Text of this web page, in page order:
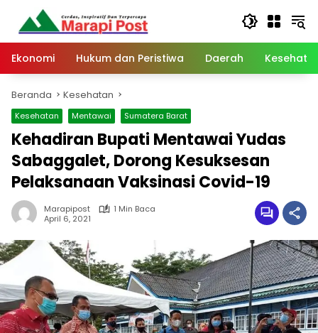
Langsung
konten
Ekonomi
Hukum dan Peristiwa Daerah
Beranda Kesehatan
Kesehatan Mentawai Sumatera Barat
Kehadiran Bupati Mentawai Yudas
Sabaggalet, Dorong Kesuksesan
Pelaksanaan Vaksinasi Covid-19
Marapipost
1 Min Baca
April 6, 2021